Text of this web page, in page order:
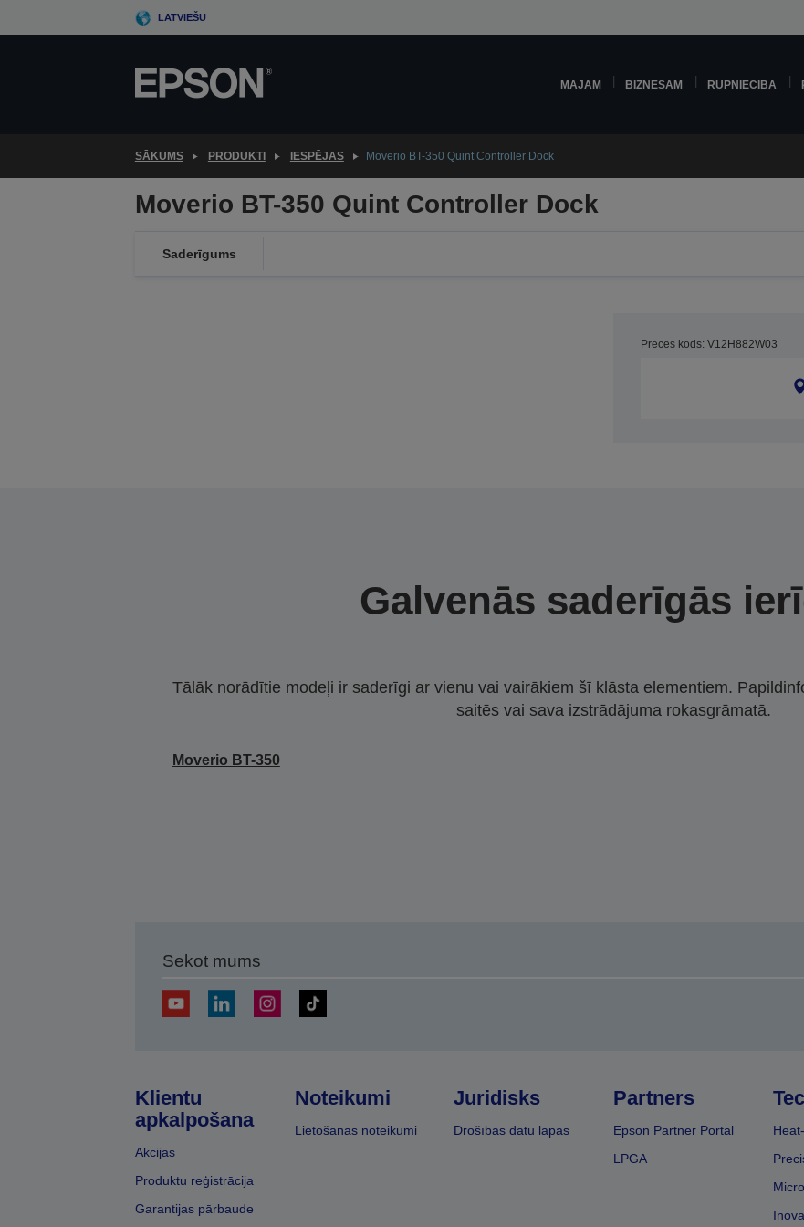
to
LATVIEŠU
MĀJĀM BIZNESAM RŪPNIECĪBA
SĀKUMS PRODUKTI IESPĒJAS Moverio BT-350 Quint Controller Dock
Moverio BT-350 Quint Controller Dock
Saderīgums
Preces kods: V12H882W03
Galvenās saderīgās
Tālāk norādītie modeļi ir saderīgi ar vienu vai vairākiem šī klāsta elementiem.
saitēs vai sava izstrādājuma rokasgrāmatā.
Moverio BT-350
Sekot mums
Klientu
apkalpošana
Akcijas
Produktu reģistrācija
Garantijas pārbaude
Noteikumi
Lietošanas noteikumi
Juridisks
Drošības datu lapas
Partners
Epson Partner Portal
LPGA